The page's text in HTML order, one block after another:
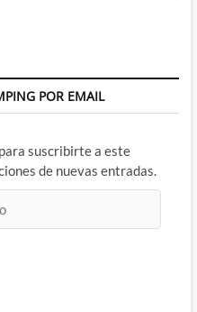
POR EMAIL
suscribirte a este
de nuevas entradas.